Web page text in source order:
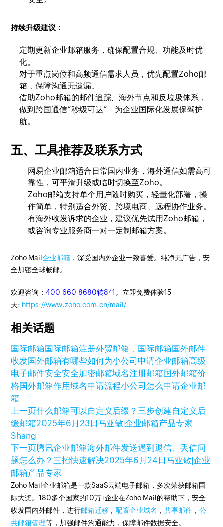
持续升级建议：
定期更新企业邮箱服务，确保配置合规、功能及时优
化。
对于重点岗位和高频通信需求人员，优先配置Zoho邮
箱，保障沟通无遗漏。
借助Zoho邮箱的邮件追踪、海外节点和反垃圾体系，
做到跨国通信“秒级可达”，为企业国际化发展保驾护
航。
五、工具推荐及联系方式
网易企业邮箱适合日常国内业务，海外通信如需高可
靠性，可平滑升级或临时切换至Zoho。
Zoho邮箱支持单个用户随时购买，轻量化部署，操
作简单，特别适合外贸、跨境电商、远程协作业务。
有海外收发诉求的企业，建议优先试用Zoho邮箱，
或咨询专业服务商一对一定制邮箱方案。
Zoho Mail企业邮箱 ，深受国内外企业一致喜爱。纯净无广告，安
全加密全球畅邮。
欢迎咨询：400-660-8680转841 。立即免费体验15
天: https://www.zoho.com.cn/mail/
相关话题
国际邮箱国际邮箱注册外贸邮箱，国际邮箱国外邮件
收发国外邮箱有哪些如何为小公司申请企业邮箱高级
电子邮件安全安全加密邮箱域名注册邮箱国外邮箱价
格国外邮箱作用域名申请流程小公司怎么申请企业邮
箱
上一页什么邮箱可以自定义后缀？三步创建自定义后
缀邮箱2025年6月23日马亚敏|企业邮箱产品专家
Shang
下一页腾讯企业邮箱海外邮件发送遇到退信、丢信问
题怎么办？三招快速解决2025年6月24日马亚敏|企业
邮箱产品专家
Zoho Mail企业邮箱是一款SaaS云端电子邮箱，多次荣获邮箱国
际大奖。180多个国家的10万+企业在Zoho Mail的帮助下，安全
收发国内外邮件，进行邮箱迁移 ，配置企业域名 ，共享邮件 ，公
共邮箱管理等，加强邮件沟通能力，保障邮件数据安全。